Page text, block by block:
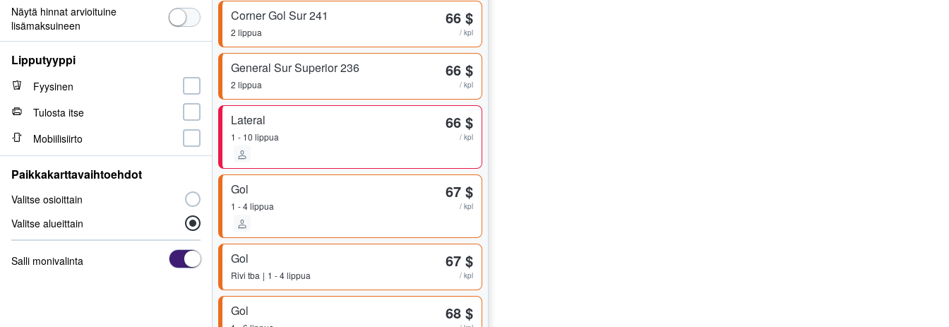
Corner Gol Sur 241
2 lippua
66 $
/ kpl
General Sur Superior 236
2 lippua
66 $
/ kpl
Lateral
1 - 10 lippua
66 $
/ kpl
Gol
1 - 4 lippua
67 $
/ kpl
Gol
Rivi tba 1 - 4 lippua
67 $
/ kpl
Gol 68 $
Näytä hinnat arvioituine
lisämaksuineen
Lipputyyppi
Fyysinen
Tulosta itse
Mobiilisiirto
Paikkakarttavaihtoehdot
Valitse osioittain
Valitse alueittain
Salli monivalinta